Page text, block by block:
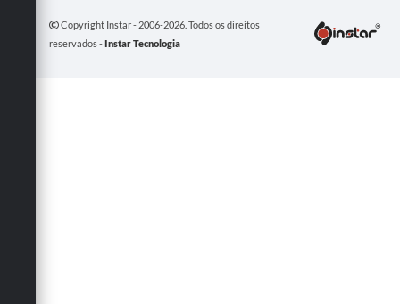
Copyright Instar - 2006-2026. Todos os direitos
reservados -Instar Tecnologia